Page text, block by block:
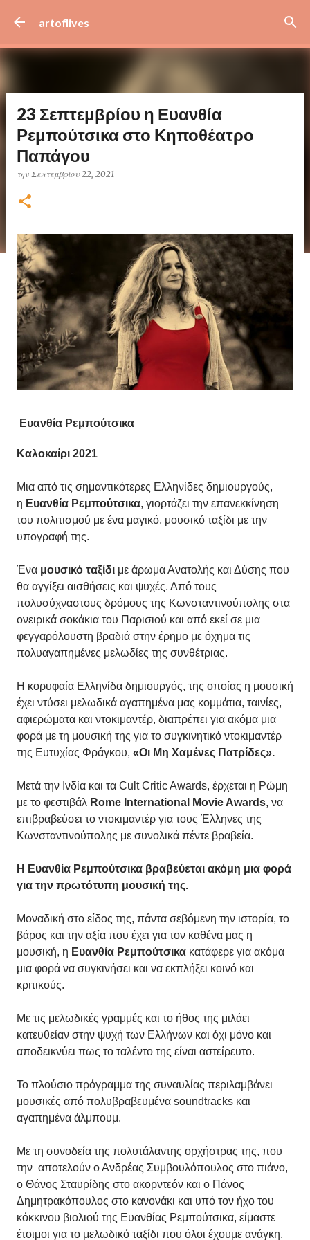
artoflives
23 Σεπτεμβρίου η Ευανθία
Ρεμπούτσικα στο Κηποθέατρο
Παπάγου
την Σεπτεμβρίου 22, 2021
Ευανθία Ρεμπούτσικα
Καλοκαίρι 2021
Μια από τις σημαντικότερες Ελληνίδες δημιουργούς,
η Ευανθία Ρεμπούτσικα, γιορτάζει την επανεκκίνηση
του πολιτισμού με ένα μαγικό, μουσικό ταξίδι με την
υπογραφή της.
Ένα μουσικό ταξίδι με άρωμα Ανατολής και Δύσης που
θα αγγίξει αισθήσεις και ψυχές. Από τους
πολυσύχναστους δρόμους της Κωνσταντινούπολης στα
ονειρικά σοκάκια του Παρισιού και από εκεί σε μια
φεγγαρόλουστη βραδιά στην έρημο με όχημα τις
πολυαγαπημένες μελωδίες της συνθέτριας.
Η κορυφαία Ελληνίδα δημιουργός, της οποίας η μουσική
έχει ντύσει μελωδικά αγαπημένα μας κομμάτια, ταινίες,
αφιερώματα και ντοκιμαντέρ, διαπρέπει για ακόμα μια
φορά με τη μουσική της για το συγκινητικό ντοκιμαντέρ
της Ευτυχίας Φράγκου, «Οι Μη Χαμένες Πατρίδες».
Μετά την Ινδία και τα Cult Critic Awards, έρχεται η Ρώμη
με το φεστιβάλ Rome International Movie Awards, να
επιβραβεύσει το ντοκιμαντέρ για τους Έλληνες της
Κωνσταντινούπολης με συνολικά πέντε βραβεία.
Η Ευανθία Ρεμπούτσικα βραβεύεται ακόμη μια φορά
για την πρωτότυπη μουσική της.
Μοναδική στο είδος της, πάντα σεβόμενη την ιστορία, το
βάρος και την αξία που έχει για τον καθένα μας η
μουσική, η Ευανθία Ρεμπούτσικα κατάφερε για ακόμα
μια φορά να συγκινήσει και να εκπλήξει κοινό και
κριτικούς.
Με τις μελωδικές γραμμές και το ήθος της μιλάει
κατευθείαν στην ψυχή των Ελλήνων και όχι μόνο και
αποδεικνύει πως το ταλέντο της είναι αστείρευτο.
Το πλούσιο πρόγραμμα της συναυλίας περιλαμβάνει
μουσικές από πολυβραβευμένα soundtracks και
αγαπημένα άλμπουμ.
Με τη συνοδεία της πολυτάλαντης ορχήστρας της, που
την αποτελούν ο Ανδρέας Συμβουλόπουλος στο πιάνο,
ο Θάνος Σταυρίδης στο ακορντεόν και ο Πάνος
Δημητρακόπουλος στο κανονάκι και υπό τον ήχο του
κόκκινου βιολιού της Ευανθίας Ρεμπούτσικα, είμαστε
έτοιμοι για το μελωδικό ταξίδι που όλοι έχουμε ανάγκη.